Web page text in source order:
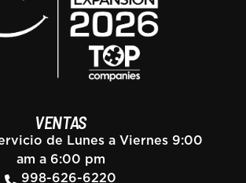
VENTAS
de Lunes a Viernes 9:00
am a 6:00 pm
998-626-6220